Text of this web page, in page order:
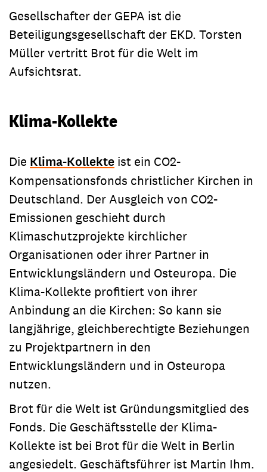
Gesellschafter der GEPA ist die
Beteiligungsgesellschaft der EKD. Torsten
Müller vertritt Brot für die Welt im
Aufsichtsrat.
Klima-Kollekte
Die Klima-Kollekte ist ein CO2-
Kompensationsfonds christlicher Kirchen in
Deutschland. Der Ausgleich von CO2-
Emissionen geschieht durch
Klimaschutzprojekte kirchlicher
Organisationen oder ihrer Partner in
Entwicklungsländern und Osteuropa. Die
Klima-Kollekte profitiert von ihrer
Anbindung an die Kirchen: So kann sie
langjährige, gleichberechtigte Beziehungen
zu Projektpartnern in den
Entwicklungsländern und in Osteuropa
nutzen.
Brot für die Welt ist Gründungsmitglied des
Fonds. Die Geschäftsstelle der Klima-
Kollekte ist bei Brot für die Welt in Berlin
angesiedelt. Geschäftsführer ist Martin Ihm.